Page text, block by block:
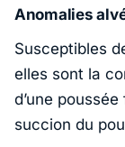
Anomalies
Susceptibles
elles sont la
d’une
succion du